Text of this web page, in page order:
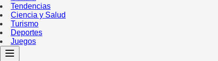
Tendencias
Ciencia y Salud
Turismo
Deportes
Juegos